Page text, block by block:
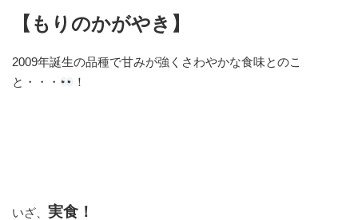
【もりのかがやき】
2009年誕生の品種で甘みが強くさわやかな食味とのこ
と・・・
！
いざ、 実食！